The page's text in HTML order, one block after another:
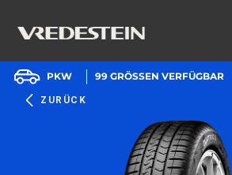
ZURÜCK
PKW 99 GRÖSSEN VERFÜGBAR